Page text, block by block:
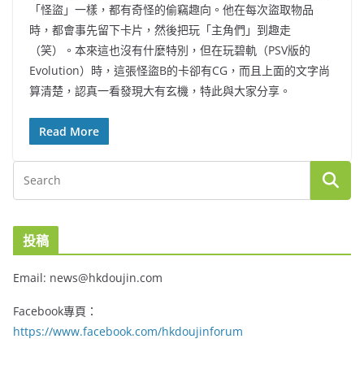
「怪盜」一樣，都有奇怪的偷竊趣向。他在每次盜取物品
時，都會事先留下卡片，然後把玩「主角們」到趣走
（笑）。本來這也沒有什麼特別，但在玩碧軌（PSV版的
Evolution）時，這張怪盜B的卡卻有CG，而且上面的文字尚
算清楚，認真一看發現大有玄機，特此與大家分享。
Read More
投稿
Email: news@hkdoujin.com
Facebook專頁：
https://www.facebook.com/hkdoujinforum